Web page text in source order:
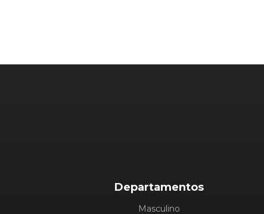
Departamentos
Masculino